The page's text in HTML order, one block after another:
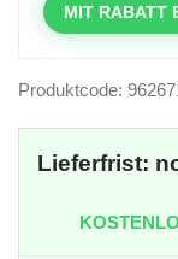
MIT RABATT
Produktcode:
Lieferfrist: